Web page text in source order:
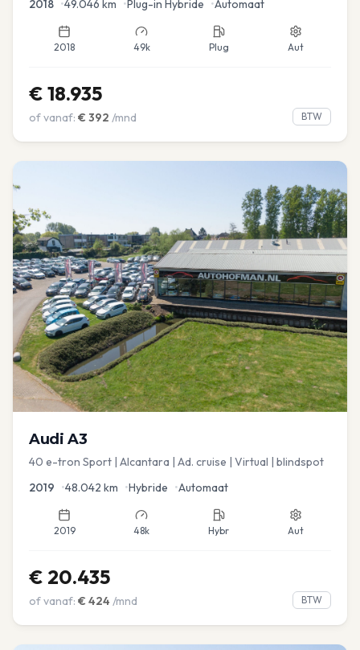
2018 •49.046 km •Plug-in Hybride •Automaat
2018 49k Plug Aut
€ 18.935
of vanaf: € 392 /mnd BTW
Audi A3
40 e-tron Sport | Alcantara | Ad. cruise | Virtual | blindspot
2019 •48.042 km •Hybride •Automaat
2019 48k Hybr Aut
€ 20.435
of vanaf: € 424 /mnd BTW